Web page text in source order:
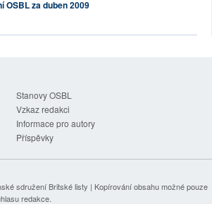
OSBL za duben 2009
Stanovy OSBL
Vzkaz redakci
Informace pro autory
Příspěvky
sdružení Britské listy | Kopírování obsahu možné pouze
redakce.